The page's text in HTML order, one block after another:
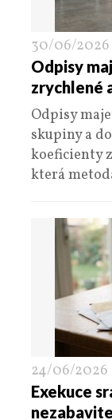
30/06/2026
Odpisy
zrychlené
Odpisy
skupiny a
koeficienty
která
24/06/2026
Exekuce